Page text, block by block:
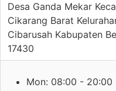
Desa Ganda Mekar
Cikarang Barat
Cibarusah Kabupaten
17430
Mon: 08:00 - 20:00